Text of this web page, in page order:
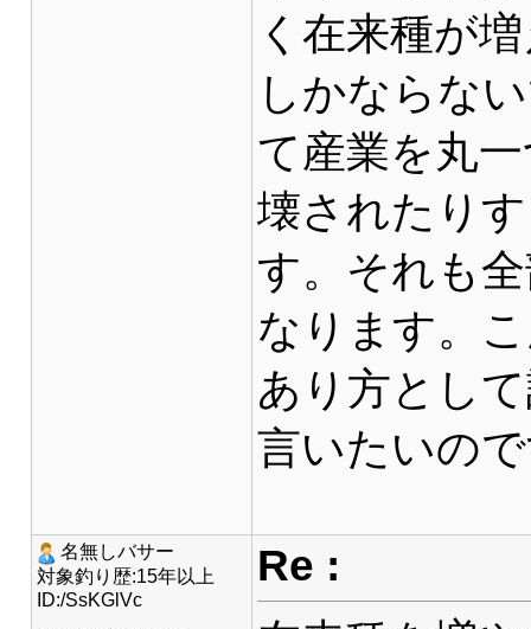
く在来種が
しかならな
て産業を丸
壊されたり
す。それも
なります。
あり方とし
言いたいの
名無しバサー
対象釣り歴:15年以上
ID:/SsKGlVc
Re :